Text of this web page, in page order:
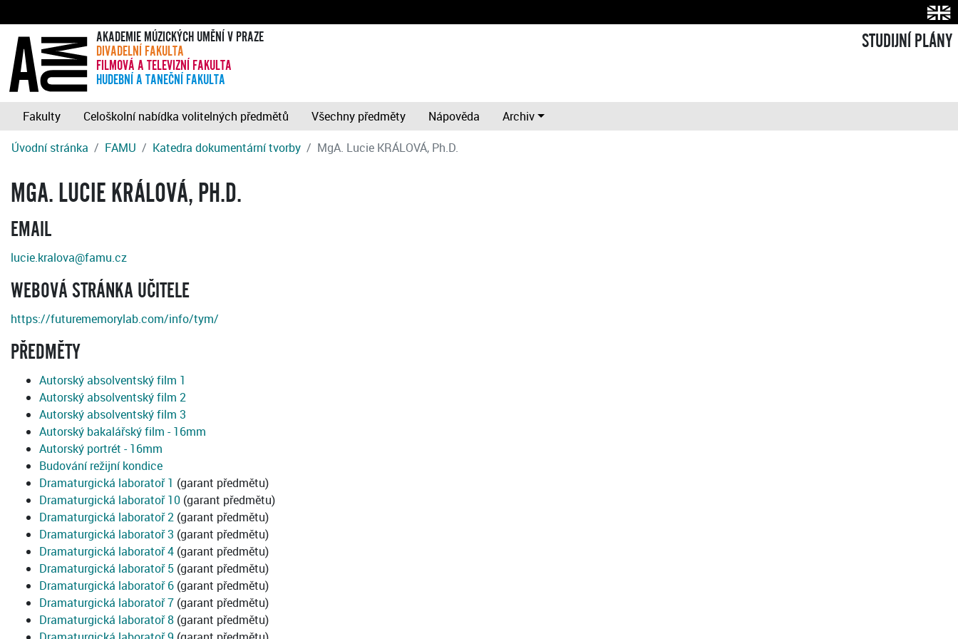
AKADEMIE MÚZICKÝCH UMĚNÍ V PRAZE
DIVADELNÍ FAKULTA
FILMOVÁ A TELEVIZNÍ FAKULTA
HUDEBNÍ A TANEČNÍ FAKULTA
STUDIJNÍ PLÁNY
Fakulty Celoškolní nabídka volitelných předmětů Všechny předměty Nápověda
Archiv
Úvodní stránka
FAMU Katedra dokumentární tvorby MgA. Lucie KRÁLOVÁ, Ph.D.
MGA. LUCIE KRÁLOVÁ, PH.D.
EMAIL
lucie.kralova@famu.cz
WEBOVÁ STRÁNKA UČITELE
https://futurememorylab.com/info/tym/
PŘEDMĚTY
Autorský absolventský film 1
Autorský absolventský film 2
Autorský absolventský film 3
Autorský bakalářský film - 16mm
Autorský portrét - 16mm
Budování režijní kondice
Dramaturgická laboratoř 1 (garant předmětu)
Dramaturgická laboratoř 10 (garant předmětu)
Dramaturgická laboratoř 2 (garant předmětu)
Dramaturgická laboratoř 3 (garant předmětu)
Dramaturgická laboratoř 4 (garant předmětu)
Dramaturgická laboratoř 5 (garant předmětu)
Dramaturgická laboratoř 6 (garant předmětu)
Dramaturgická laboratoř 7 (garant předmětu)
Dramaturgická laboratoř 8 (garant předmětu)